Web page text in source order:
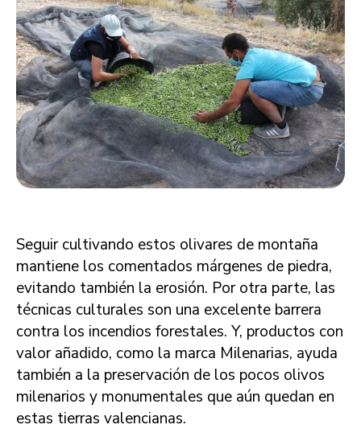
Seguir cultivando estos olivares de montaña
mantiene los comentados márgenes de piedra,
evitando también la erosión. Por otra parte, las
técnicas culturales son una excelente barrera
contra los incendios forestales. Y, productos con
valor añadido, como la marca Milenarias, ayuda
también a la preservación de los pocos olivos
milenarios y monumentales que aún quedan en
estas tierras valencianas.